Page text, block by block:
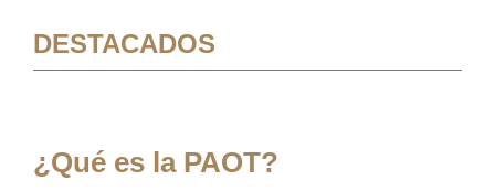
DESTACADOS
¿Qué es la PAOT?